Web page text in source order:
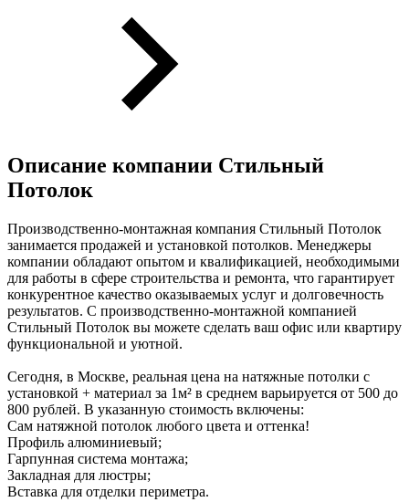
Описание компании Стильный
Потолок
Производственно-монтажная компания Стильный Потолок
занимается продажей и установкой потолков. Менеджеры
компании обладают опытом и квалификацией, необходимыми
для работы в сфере строительства и ремонта, что гарантирует
конкурентное качество оказываемых услуг и долговечность
результатов. C производственно-монтажной компанией
Стильный Потолок вы можете сделать ваш офис или квартиру
функциональной и уютной.
Сегодня, в Москве, реальная цена на натяжные потолки с
установкой + материал за 1м² в среднем варьируется от 500 до
800 рублей. В указанную стоимость включены:
Cам натяжной потолок любого цвета и оттенка!
Профиль алюминиевый;
Гарпунная система монтажа;
Закладная для люстры;
Вставка для отделки периметра.